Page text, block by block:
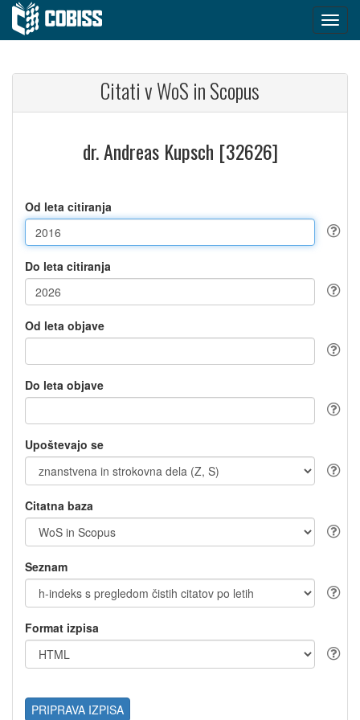
Citati v WoS in Scopus
dr. Andreas Kupsch [32626]
Od leta citiranja
Do leta citiranja
Od leta objave
Do leta objave
Upoštevajo se
Citatna baza
Seznam
Format izpisa
PRIPRAVA IZPISA